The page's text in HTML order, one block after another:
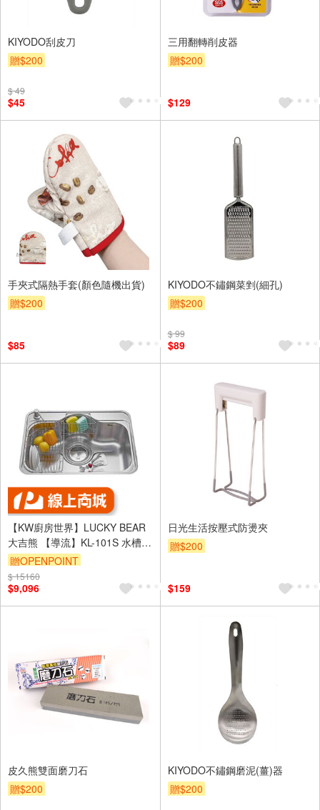
KIYODO刮皮刀
贈$200
$ 49
$45
三用翻轉削皮器
贈$200
$129
手夾式隔熱手套(顏色隨機出貨)
贈$200
$85
KIYODO不鏽鋼菜剉(細孔)
贈$200
$ 99
$89
【KW廚房世界】LUCKY BEAR
大吉熊 【導流】KL-101S 水槽
不銹鋼水槽
贈OPENPOINT
$ 15160
$9,096
日光生活按壓式防燙夾
贈$200
$159
皮久熊雙面磨刀石
贈$200
KIYODO不鏽鋼磨泥(薑)器
贈$200